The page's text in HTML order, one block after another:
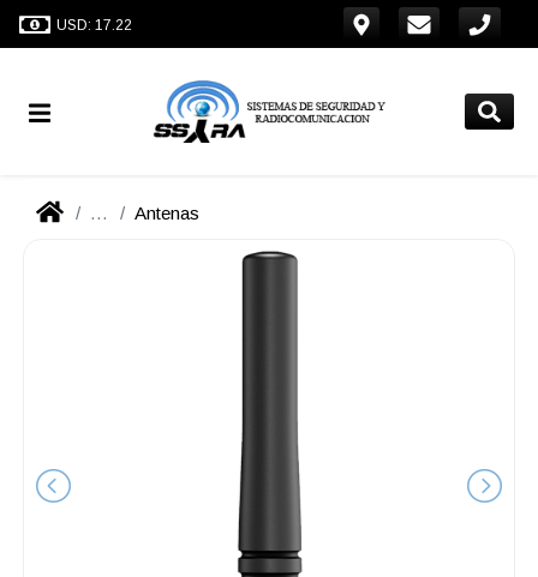
USD: 17.22
... Antenas